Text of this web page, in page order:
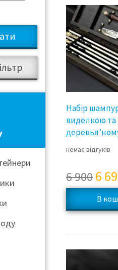
Набір
виделкою
немає відгуків
6 9006